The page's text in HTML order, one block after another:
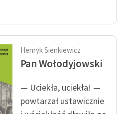
Henryk Sienkiewicz
Pan Wołodyjowski
— Uciekła, uciekła! —
powtarzał ustawicznie